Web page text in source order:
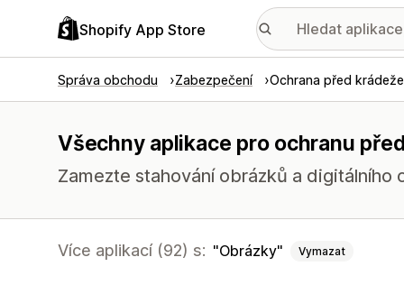
Shopify App Store
Správa obchodu Zabezpečení Ochrana před
Všechny aplikace pro ochranu
Zamezte stahování obrázků a digitálního
Více aplikací (92) s: Obrázky Vymazat